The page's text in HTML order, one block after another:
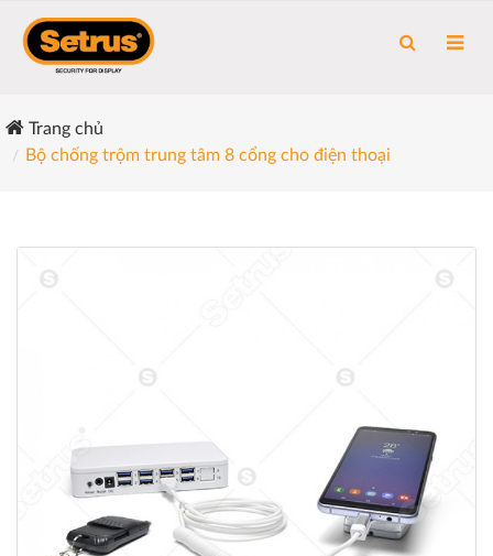
Trang chủ
Bộ chống trộm trung tâm 8 cổng cho điện thoại